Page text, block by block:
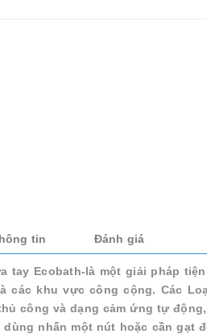
tin Đánh giá
tay Ecobath-là một giải pháp
các khu vực công cộng. Các
công và dạng cảm ứng tự
nhấn một nút hoặc cần gạt